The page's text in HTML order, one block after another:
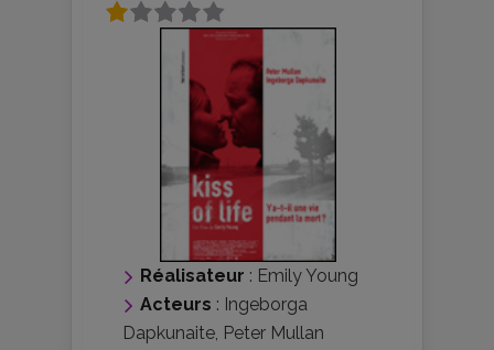
Réalisateur : Emily Young
Acteurs : Ingeborga
Dapkunaite, Peter Mullan